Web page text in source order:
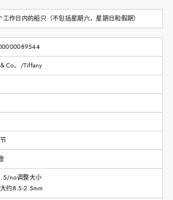
工作日内的船只（不包括星期六，星期日和假期）
Co。/Tiffany
no调整大小
约8.5-2.5mm